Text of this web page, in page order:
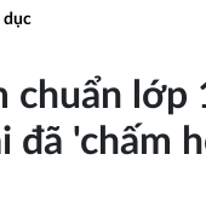
dục
chuẩn lớp
đã 'chấm